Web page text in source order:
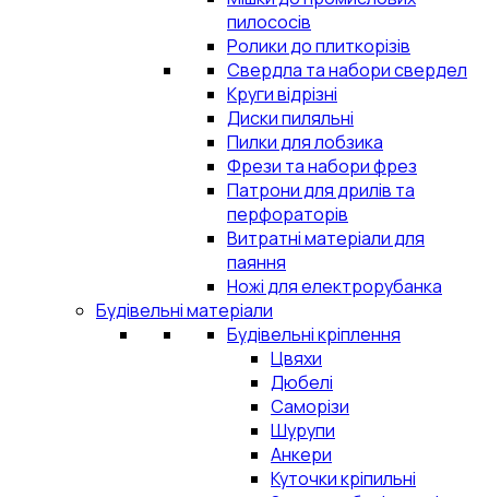
пилососів
Ролики до плиткорізів
Свердла та набори свердел
Круги відрізні
Диски пиляльні
Пилки для лобзика
Фрези та набори фрез
Патрони для дрилів та
перфораторів
Витратні матеріали для
паяння
Ножі для електрорубанка
Будівельні матеріали
Будівельні кріплення
Цвяхи
Дюбелі
Саморізи
Шурупи
Анкери
Куточки кріпильні